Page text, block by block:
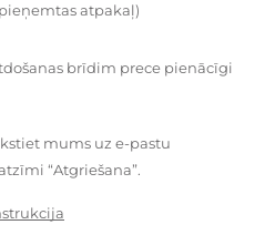
atpakaļ)
brīdim prece pienācīgi
mums uz e-pastu
“Atgriešana”.